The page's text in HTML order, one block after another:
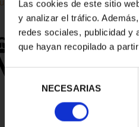
Las cookies de este sitio
y analizar el tráfico.
redes sociales, publicidad y
que hayan recopilado a
Selección
consentimiento
NECESARIAS